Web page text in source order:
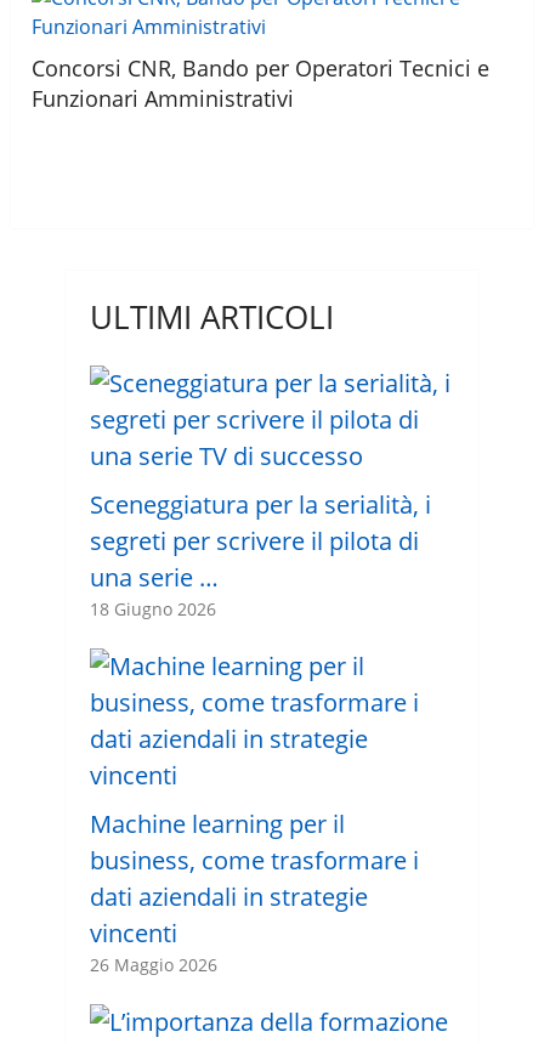
Concorsi CNR, Bando per Operatori Tecnici e
Funzionari Amministrativi
ULTIMI ARTICOLI
Sceneggiatura per la serialità, i
segreti per scrivere il pilota di
una serie …
18 Giugno 2026
Machine learning per il
business, come trasformare i
dati aziendali in strategie
vincenti
26 Maggio 2026